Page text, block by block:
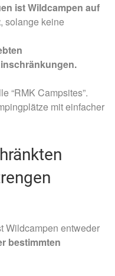
ist Wildcampen auf
, solange keine
“RMK Campsites”.
mit einfacher
Wildcampen entweder
bestimmten